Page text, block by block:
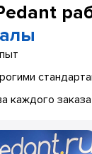
каждого заказа